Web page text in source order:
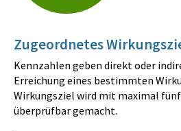
Zugeordnetes
Kennzahlen geben direkt oder
Erreichung eines bestimmten
Wirkungsziel wird mit maximal
überprüfbar gemacht.